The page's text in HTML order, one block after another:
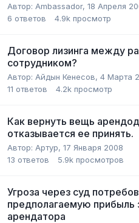
Автор: Ambassador, 18 Апреля
6 ответов 4.9k просмотр
Договор лизинга между
сотрудником?
Автор: Айдын Кенесов, 4 Марта
11 ответов 4.2k просмотр
Как вернуть вещь
отказывается ее принять.
Автор: Артур, 17 Января 2008
13 ответов 5.9k просмотров
Угроза через суд
предполагаемую прибыль
арендатора